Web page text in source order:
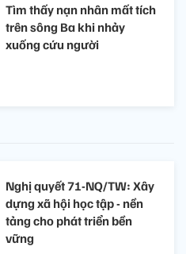
Tìm thấy nạn nhân mất tích
trên sông Ba khi nhảy
xuống cứu người
Nghị quyết 71-NQ/TW: Xây
dựng xã hội học tập - nền
tảng cho phát triển bền
vững